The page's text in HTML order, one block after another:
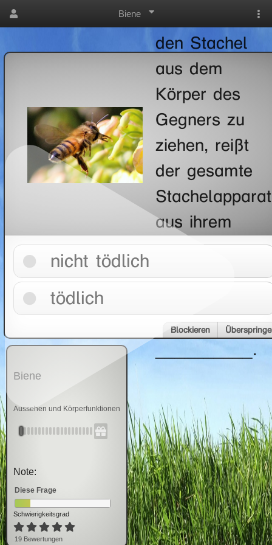
Biene
den Stachel
aus dem
Körper des
Gegners zu
ziehen, reißt
der gesamte
Stachelapparat
aus ihrem
Körper heraus.
Eine solche
für die Biene
__________.
nicht tödlich
tödlich
Blockieren
Biene
Aussehen und Körperfunktionen
Note:
Diese Frage
Schwierigkeitsgrad
19 Bewertungen